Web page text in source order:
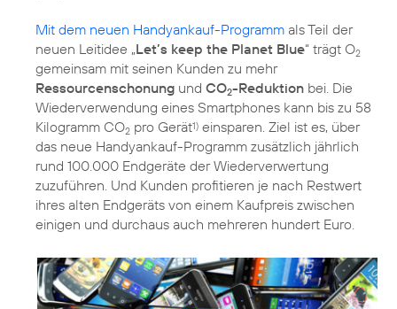
Mit dem neuen Handyankauf-Programm als Teil der
neuen Leitidee „Let’s keep the Planet Blue“ trägt O2
gemeinsam mit seinen Kunden zu mehr
Ressourcenschonung und CO2-Reduktion bei. Die
Wiederverwendung eines Smartphones kann bis zu 58
Kilogramm CO2 pro Gerät1) einsparen. Ziel ist es, über
das neue Handyankauf-Programm zusätzlich jährlich
rund 100.000 Endgeräte der Wiederverwertung
zuzuführen. Und Kunden profitieren je nach Restwert
ihres alten Endgeräts von einem Kaufpreis zwischen
einigen und durchaus auch mehreren hundert Euro.